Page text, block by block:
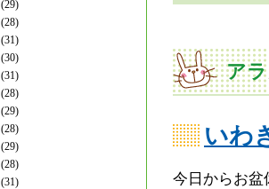
(29)
(28)
(31)
(30)
(31)
(28)
(29)
(28)
(29)
(28)
(31)
ア
いわ
今日からお盆